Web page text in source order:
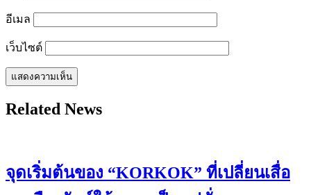
อีเมล
เว็บไซต์
Related News
จุดเริ่มต้นของ “KORKOK” ที่เปลี่ยนเสื่อ